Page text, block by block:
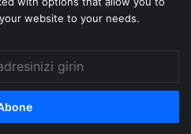
website to your needs.